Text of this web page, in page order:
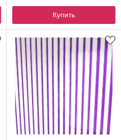
Купить